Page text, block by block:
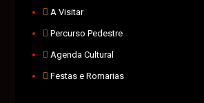
A Visitar
Percurso Pedestre
Agenda Cultural
Festas e Romarias